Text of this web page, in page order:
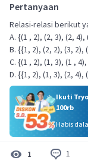
Pertanyaan
Relasi-relasi berikut
A. {(1 , 2), (2, 3), (2, 4),
B. {{1, 2), (2, 2), (3, 2),
C. {(1 , 2), (1, 3), (1 ,
D. {{1, 2), (1, 3), (2, 4),
Ikuti
100rb
Habis
1 1